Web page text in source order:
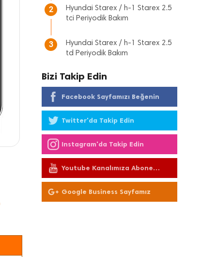
2
Hyundai Starex / h-1 Starex 2.5
tci Periyodik Bakım
3
Hyundai Starex / h-1 Starex 2.5
td Periyodik Bakım
Bizi Takip Edin
Facebook Sayfamızı Beğenin
Twitter'da Takip Edin
Instagram'da Takip Edin
Youtube Kanalımıza Abone
Olun
Google Business Sayfamız